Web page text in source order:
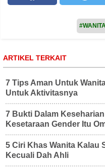
ARTIKEL TERKAIT
7 Tips Aman Untuk
Untuk Aktivitasnya
7 Bukti Dalam
Kesetaraan Gender Itu
5 Ciri Khas Wanita Kalau
Kecuali Dah Ahli